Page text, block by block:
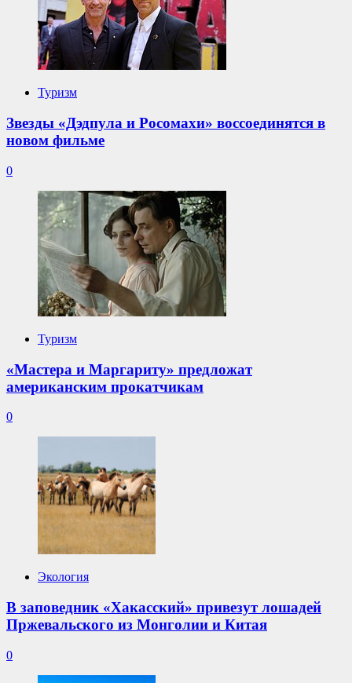
Туризм
Звезды «Дэдпула и Росомахи» воссоединятся в
новом фильме
0
Туризм
«Мастера и Маргариту» предложат
американским прокатчикам
0
Экология
В заповедник «Хакасский» привезут лошадей
Пржевальского из Монголии и Китая
0